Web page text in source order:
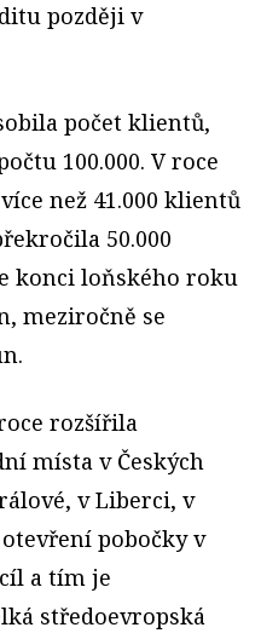
později v
počet klientů,
100.000. V roce
než 41.000 klientů
50.000
konci loňského roku
meziročně se
rozšířila
místa v Českých
v Liberci, v
pobočky v
a tím je
středoevropská